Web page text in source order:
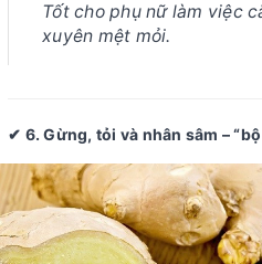
Tốt cho phụ nữ làm việc
xuyên mệt mỏi.
✔ 6. Gừng, tỏi và nhân sâm –